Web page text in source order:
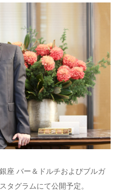
座 バー＆ドルチおよびブルガ
タグラムにて公開予定。